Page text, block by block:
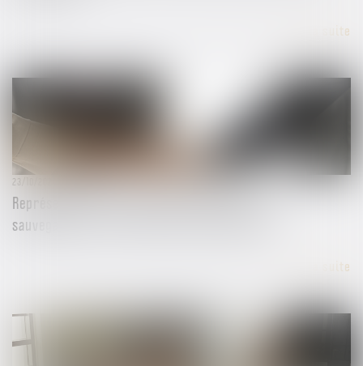
Lire la suite
Représentant de la masse des obligataires et
sauvegarde de la preuve avant tout procès
23/10/2024
Lire la suite